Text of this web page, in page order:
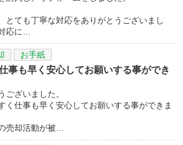
とても丁寧な対応をありがとうございまし
応に…
お手紙
事も早く安心してお願いする事ができ
ございました。
く仕事も早く安心してお願いする事ができま
売却活動が被…